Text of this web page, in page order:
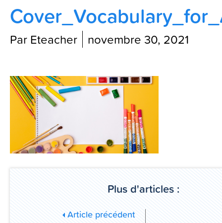
Contactez-nous
Blog
Par Eteacher novembre 30, 2021
Plus d'articles :
Article précédent